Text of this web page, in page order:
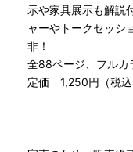
示や家具展示も解説
ャーやトークセッシ
非！
全88ページ、フルカ
定価 1,250円（税込